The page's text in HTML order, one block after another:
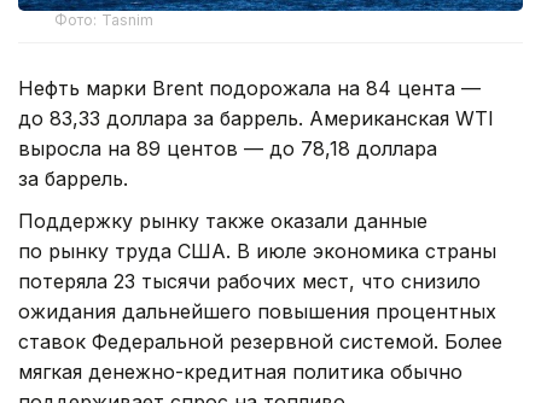
Фото: Tasnim
Нефть марки Brent подорожала на 84 цента —
до 83,33 доллара за баррель. Американская WTI
выросла на 89 центов — до 78,18 доллара
за баррель.
Поддержку рынку также оказали данные
по рынку труда США. В июле экономика страны
потеряла 23 тысячи рабочих мест, что снизило
ожидания дальнейшего повышения процентных
ставок Федеральной резервной системой. Более
мягкая денежно-кредитная политика обычно